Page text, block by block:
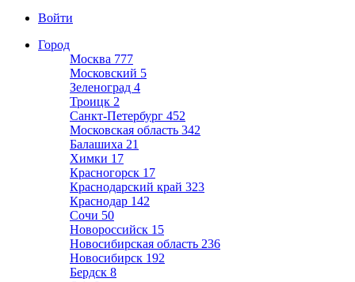
Войти
Город
Москва 777
Московский 5
Зеленоград 4
Троицк 2
Санкт-Петербург 452
Московская область 342
Балашиха 21
Химки 17
Красногорск 17
Краснодарский край 323
Краснодар 142
Сочи 50
Новороссийск 15
Новосибирская область 236
Новосибирск 192
Бердск 8